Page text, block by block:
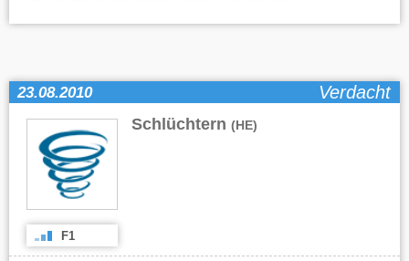
23.08.2010 Verdacht
Schlüchtern (HE)
F1